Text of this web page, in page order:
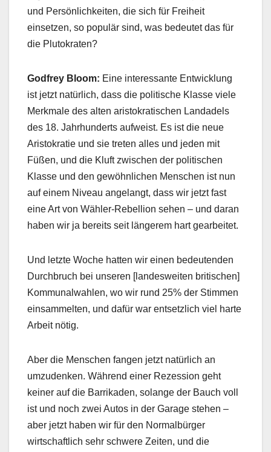
und Persönlichkeiten, die sich für Freiheit
einsetzen, so populär sind, was bedeutet das für
die Plutokraten?
Godfrey Bloom: Eine interessante Entwicklung
ist jetzt natürlich, dass die politische Klasse viele
Merkmale des alten aristokratischen Landadels
des 18. Jahrhunderts aufweist. Es ist die neue
Aristokratie und sie treten alles und jeden mit
Füßen, und die Kluft zwischen der politischen
Klasse und den gewöhnlichen Menschen ist nun
auf einem Niveau angelangt, dass wir jetzt fast
eine Art von Wähler-Rebellion sehen – und daran
haben wir ja bereits seit längerem hart gearbeitet.
Und letzte Woche hatten wir einen bedeutenden
Durchbruch bei unseren [landesweiten britischen]
Kommunalwahlen, wo wir rund 25% der Stimmen
einsammelten, und dafür war entsetzlich viel harte
Arbeit nötig.
Aber die Menschen fangen jetzt natürlich an
umzudenken. Während einer Rezession geht
keiner auf die Barrikaden, solange der Bauch voll
ist und noch zwei Autos in der Garage stehen –
aber jetzt haben wir für den Normalbürger
wirtschaftlich sehr schwere Zeiten, und die